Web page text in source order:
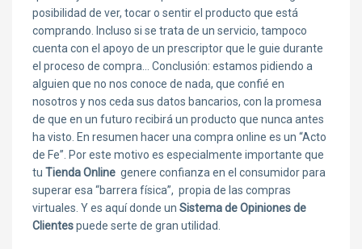
posibilidad de ver, tocar o sentir el producto que está
comprando. Incluso si se trata de un servicio, tampoco
cuenta con el apoyo de un prescriptor que le guie durante
el proceso de compra… Conclusión: estamos pidiendo a
alguien que no nos conoce de nada, que confié en
nosotros y nos ceda sus datos bancarios, con la promesa
de que en un futuro recibirá un producto que nunca antes
ha visto. En resumen hacer una compra online es un “Acto
de Fe”. Por este motivo es especialmente importante que
tu Tienda Online genere confianza en el consumidor para
superar esa “barrera física”, propia de las compras
virtuales. Y es aquí donde un Sistema de Opiniones de
Clientespuede serte de gran utilidad.